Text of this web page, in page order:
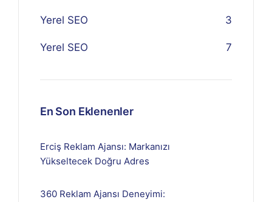
Yerel SEO 3
Yerel SEO 7
En Son Eklenenler
Erciş Reklam Ajansı: Markanızı
Yükseltecek Doğru Adres
360 Reklam Ajansı Deneyimi: